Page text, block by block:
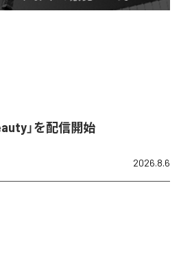
」を配信開始
2026.8.6